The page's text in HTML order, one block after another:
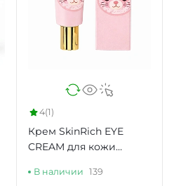
4(1)
Крем SkinRich EYE
CREAM для кожи
ферментом
В наличии 139